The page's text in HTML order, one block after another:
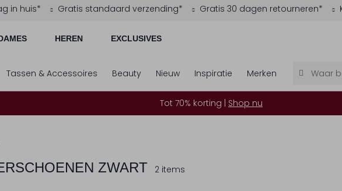
in huis* Gratis standaard verzending* Gratis 30 dagen retourneren*
HEREN EXCLUSIVES
Tassen & Accessoires Beauty Nieuw Inspiratie Merken
Tot 70% korting | Shop nu
ZWART 2 items